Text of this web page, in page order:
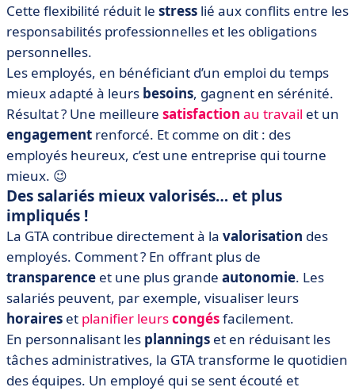
Cette flexibilité réduit le stress lié aux conflits entre les
responsabilités professionnelles et les obligations
personnelles.
Les employés, en bénéficiant d’un emploi du temps
mieux adapté à leurs besoins, gagnent en sérénité.
Résultat ? Une meilleure satisfaction au travail et un
engagement renforcé. Et comme on dit : des
employés heureux, c’est une entreprise qui tourne
mieux. 😉
Des salariés mieux valorisés… et plus
impliqués !
La GTA contribue directement à la valorisation des
employés. Comment ? En offrant plus de
transparence et une plus grande autonomie. Les
salariés peuvent, par exemple, visualiser leurs
horaires et planifier leurscongésfacilement.
En personnalisant les plannings et en réduisant les
tâches administratives, la GTA transforme le quotidien
des équipes. Un employé qui se sent écouté et